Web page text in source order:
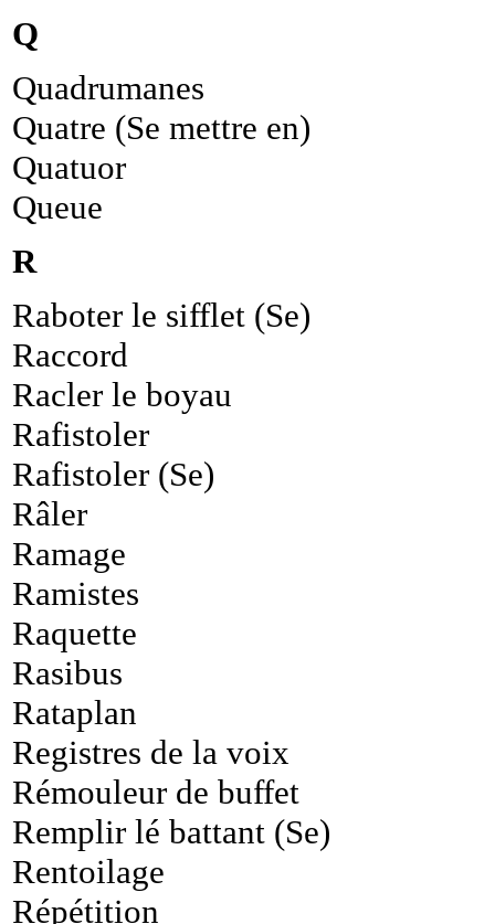
Q
Quadrumanes
Quatre (Se mettre en)
Quatuor
Queue
R
Raboter le sifflet (Se)
Raccord
Racler le boyau
Rafistoler
Rafistoler (Se)
Râler
Ramage
Ramistes
Raquette
Rasibus
Rataplan
Registres de la voix
Rémouleur de buffet
Remplir lé battant (Se)
Rentoilage
Répétition